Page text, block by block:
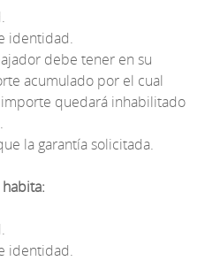
identidad.
debe tener en su
acumulado por el cual
importe quedará inhabilitado
la garantía solicitada.
identidad.